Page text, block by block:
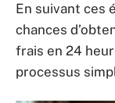
En suivant ces
chances
frais en 24
processus